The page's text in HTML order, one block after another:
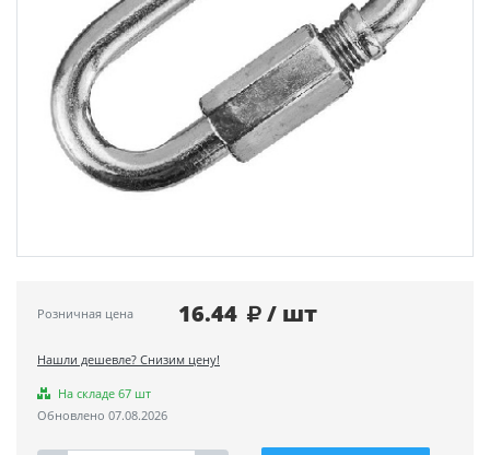
Розничная цена 16.44 / шт
Нашли дешевле? Снизим цену!
На складе 67 шт
Обновлено 07.08.2026